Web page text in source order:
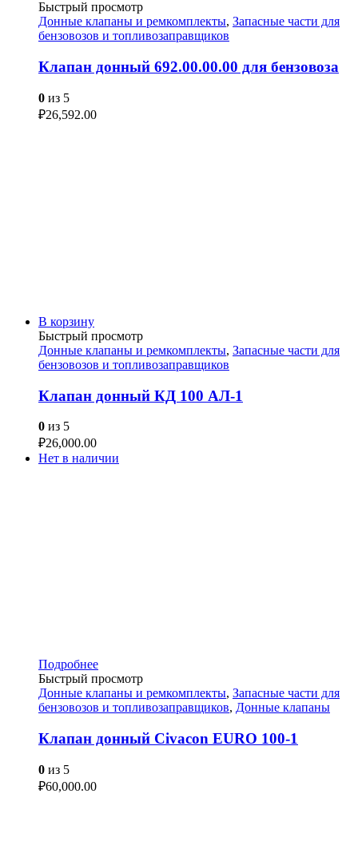
Быстрый просмотр
Донные клапаны и ремкомплекты, Запасные части для
бензовозов и топливозаправщиков
Клапан донный 692.00.00.00 для бензовоза
0 из 5
₽26,592.00
В корзину
Быстрый просмотр
Донные клапаны и ремкомплекты, Запасные части для
бензовозов и топливозаправщиков
Клапан донный КД 100 АЛ-1
0 из 5
₽26,000.00
Нет в наличии
Подробнее
Быстрый просмотр
Донные клапаны и ремкомплекты, Запасные части для
бензовозов и топливозаправщиков, Донные клапаны
Клапан донный Civacon EURO 100-1
0 из 5
₽60,000.00